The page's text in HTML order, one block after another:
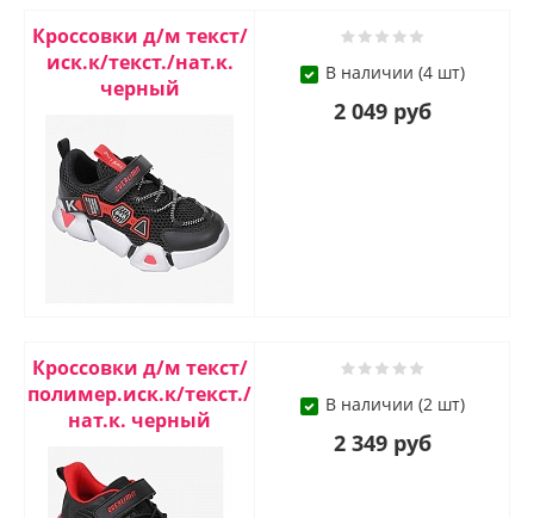
Кроссовки д/м текст/
иск.к/текст./нат.к.
черный
В наличии (4 шт)
2 049 руб
Кроссовки д/м текст/
полимер.иск.к/текст./
нат.к. черный
В наличии (2 шт)
2 349 руб